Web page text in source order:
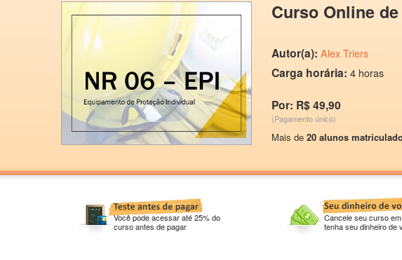
Curso Online
Autor(a): Alex Triers
Carga horária: 4 horas
Por: R$ 49,90
(Pagamento único)
Mais de 20 alunos
Você pode acessar até 25% do
curso antes de pagar
Cancele seu curso
tenha seu dinheiro de